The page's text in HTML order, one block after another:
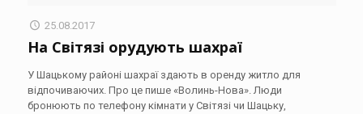
25.08.2017
На Світязі орудують шахраї
У Шацькому районі шахраї здають в оренду житло для
відпочиваючих. Про це пише «Волинь-Нова». Люди
бронюють по телефону кімнати у Світязі чи Шацьку,